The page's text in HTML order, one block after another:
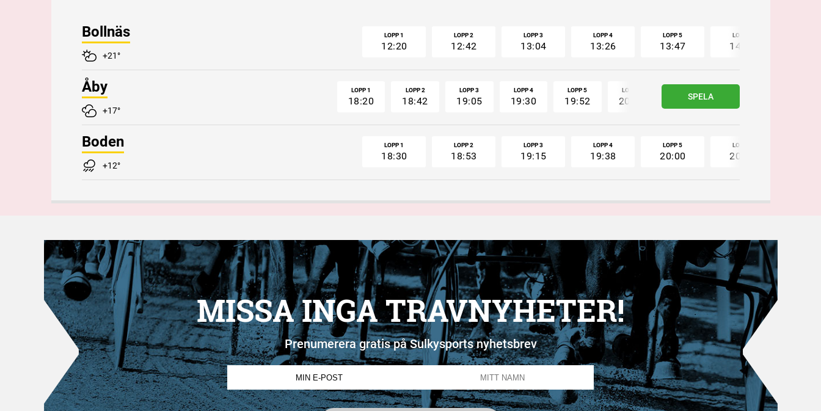
Bollnäs
+21°
LOPP 1
12:20
LOPP 2
12:42
LOPP 3
13:04
LOPP 4
13:26
LOPP 5
13:47
LOPP 6
14:07
Åby
+17°
SPELA
LOPP 1
18:20
LOPP 2
18:42
LOPP 3
19:05
LOPP 4
19:30
LOPP 5
19:52
LOPP 6
20:14 20:36
Boden
+12°
LOPP 1
18:30
LOPP 2
18:53
LOPP 3
19:15
LOPP 4
19:38
LOPP 5
20:00
LOPP 6
20:22
MISSA INGA TRAVNYHETER!
Prenumerera gratis på Sulkysports nyhetsbrev